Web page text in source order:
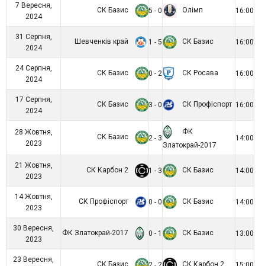
7 Вересня,
2024
СК Базис 5 - 0 Олімп 16:00
31 Серпня,
2024
Шевченків край 1 - 5 СК Базис 16:00
24 Серпня,
2024
СК Базис 0 - 2 СК Росава 16:00
17 Серпня,
2024
СК Базис 3 - 0 СК Профіспорт 16:00
28 Жовтня,
2023
СК Базис 2 - 3
ФК
Златокрай-2017
14:00
21 Жовтня,
2023
СК Карбон 2 1 - 3 СК Базис 14:00
14 Жовтня,
2023
СК Профіспорт 0 - 0 СК Базис 14:00
30 Вересня,
2023
ФК Златокрай-2017 0 - 1 СК Базис 13:00
23 Вересня,
СК Базис СК Карбон 2